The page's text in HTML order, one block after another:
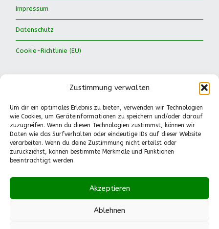
Zustimmung verwalten
Um dir ein optimales Erlebnis zu bieten, verwenden wir Technologien
wie Cookies, um Geräteinformationen zu speichern und/oder darauf
zuzugreifen. Wenn du diesen Technologien zustimmst, können wir
Daten wie das Surfverhalten oder eindeutige IDs auf dieser Website
verarbeiten. Wenn du deine Zustimmung nicht erteilst oder
zurückziehst, können bestimmte Merkmale und Funktionen
beeinträchtigt werden.
Akzeptieren
Ablehnen
Impressum
Datenschutz
Cookie-Richtlinie (EU)
Waldkinder Ismaning e.V.
Dorfstraße 66
85737 Ismaning
Tel.: 089-41611244
(Mo.-Fr., 13-14.30 Uhr):
info@waldkinder-ismaning.de